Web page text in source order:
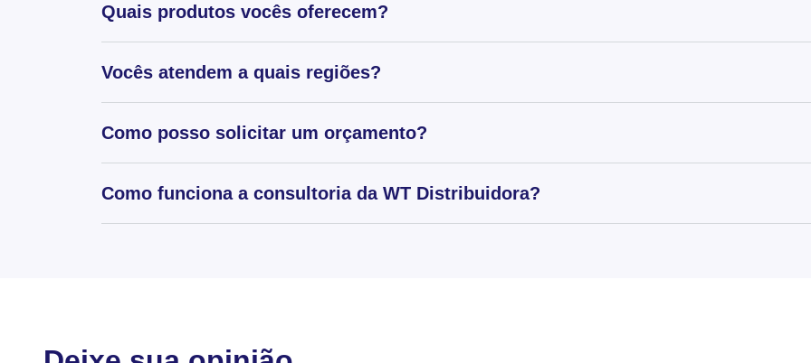
Quais produtos vocês oferecem?
Vocês atendem a quais regiões?
Como posso solicitar um orçamento?
Como funciona a consultoria da WT Distribuidora?